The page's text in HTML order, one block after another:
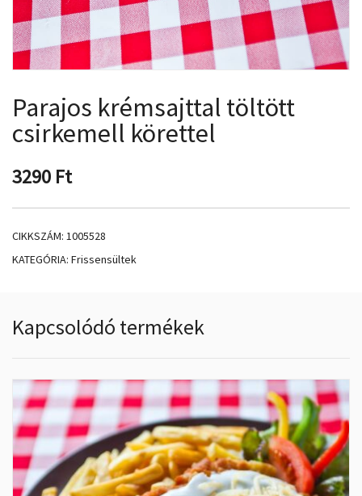
Parajos krémsajttal töltött
csirkemell körettel
3290 Ft
CIKKSZÁM: 1005528
KATEGÓRIA: Frissensültek
Kapcsolódó termékek